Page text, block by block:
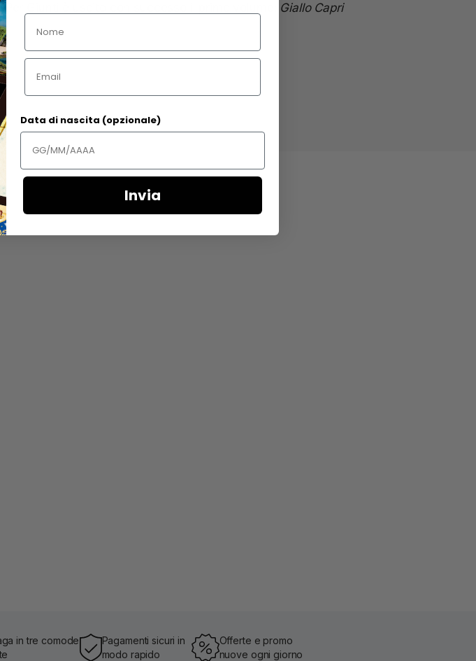
Giunti è uscito con successo il primo volume: Giallo Capri
in tre comode
Pagamenti sicuri in
modo rapido
Offerte e promo
nuove ogni giorno
Name
Email
Data di nascita (opzionale)
Invia